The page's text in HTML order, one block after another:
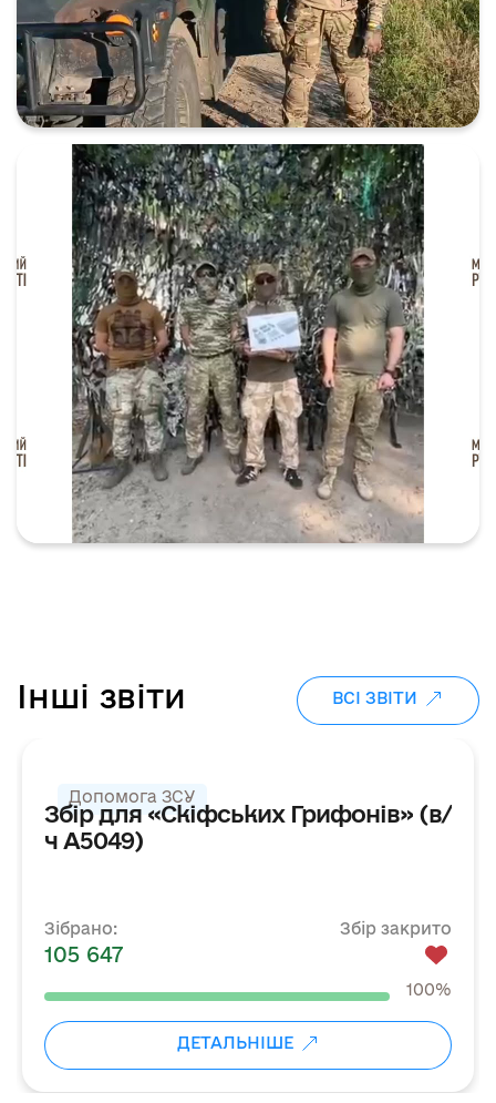
Інші звіти ВСІ ЗВІТИ
ЗБІР ЗАКРИТО
Допомога ЗСУ
Збір для «Скіфських Грифонів» (в/
ч А5049)
Зібрано:
105 647
Збір закрито
100%
ДЕТАЛЬНІШЕ